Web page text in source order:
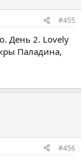
#455
День 2. Lovely
Паладина,
#456